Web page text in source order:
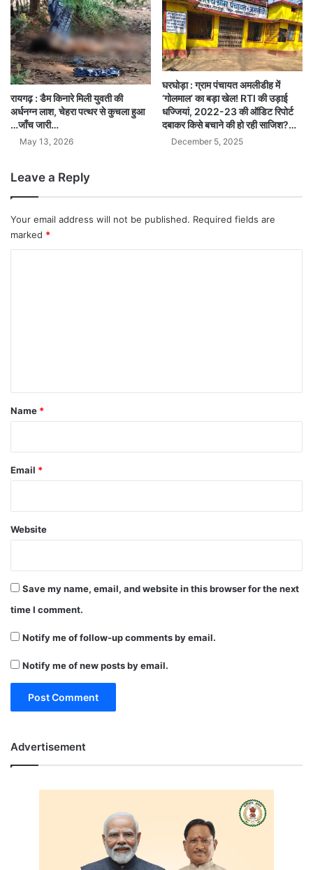
रायगढ़ : डैम किनारे मिली युवती की
अर्धनग्न लाश, चेहरा पत्थर से कुचला हुआ
…जाँच जारी…
May 13, 2026
घरघोड़ा : ग्राम पंचायत अमलीडीह में
‘गोलमाल’ का बड़ा खेल! RTI की उड़ाई
धज्जियां, 2022-23 की ऑडिट रिपोर्ट
दबाकर किसे बचाने की हो रही साजिश?…
December 5, 2025
Leave a Reply
Your email address will not be published. Required fields are
marked *
*
Name *
Email *
Website
Save my name, email, and website in this browser for the next
time I comment.
Notify me of follow-up comments by email.
Notify me of new posts by email.
Advertisement